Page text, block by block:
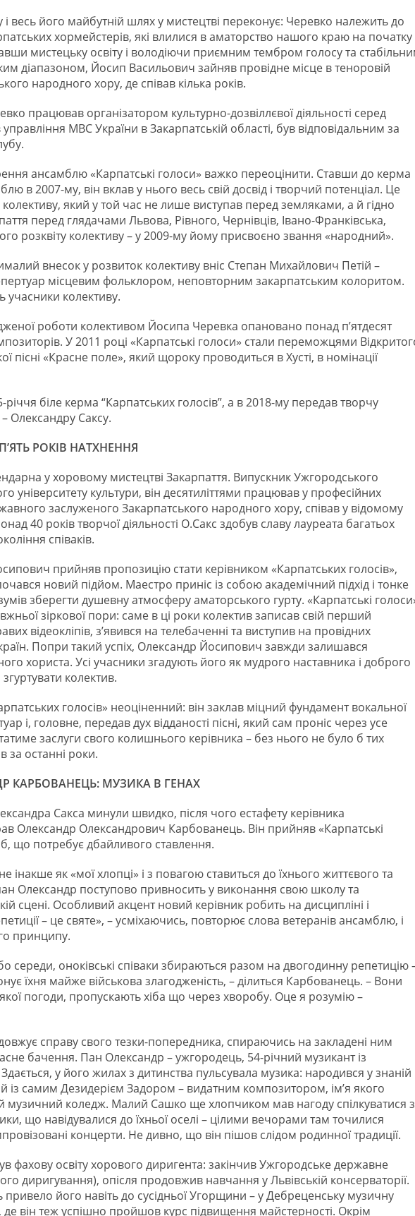
весь його майбутній шлях у мистецтві переконує: Черевко належить до
хормейстерів, які влилися в аматорство нашого краю на початку
мистецьку освіту і володіючи приємним тембром голосу та
діапазоном, Йосип Васильович зайняв провідне місце в теноровій
народного хору, де співав кілька років.
працював організатором культурно-дозвіллєвої діяльності серед
МВС України в Закарпатській області, був відповідальним за
ансамблю «Карпатські голоси» важко переоцінити. Ставши до керма
в 2007-му, він вклав у нього весь свій досвід і творчий потенціал. Це
який у той час не лише виступав перед земляками, а й гідно
перед глядачами Львова, Рівного, Чернівців, Івано-Франківська,
розквіту колективу – у 2009-му йому присвоєно звання «народний».
внесок у розвиток колективу вніс Степан Михайлович Петій –
місцевим фольклором, неповторним закарпатським колоритом.
учасники колективу.
роботи колективом Йосипа Черевка опановано понад п’ятдесят
У 2011 році «Карпатські голоси» стали переможцями
пісні «Красне поле», який щороку проводиться в Хусті, в номінації
біле керма “Карпатських голосів”, а в 2018-му передав творчу
Олександру Саксу.
РОКІВ НАТХНЕННЯ
у хоровому мистецтві Закарпаття. Випускник Ужгородського
університету культури, він десятиліттями працював у професійних
заслуженого Закарпатського народного хору, співав у відомому
40 років творчої діяльності О.Сакс здобув славу лауреата багатьох
співаків.
прийняв пропозицію стати керівником «Карпатських голосів»,
новий підйом. Маестро приніс із собою академічний підхід і тонке
зберегти душевну атмосферу аматорського гурту. «Карпатські
зіркової пори: саме в ці роки колектив записав свій перший
відеокліпів, з’явився на телебаченні та виступив на провідних
країн. Попри такий успіх, Олександр Йосипович завжди залишався
хориста. Усі учасники згадують його як мудрого наставника і доброго
колектив.
голосів» неоціненний: він заклав міцний фундамент вокальної
і, головне, передав дух відданості пісні, який сам проніс через усе
заслуги свого колишнього керівника – без нього не було б тих
за останні роки.
КАРБОВАНЕЦЬ: МУЗИКА В ГЕНАХ
Сакса минули швидко, після чого естафету керівника
Олександр Олександрович Карбованець. Він прийняв «Карпатські
що потребує дбайливого ставлення.
інакше як «мої хлопці» і з повагою ставиться до їхнього життєвого та
Олександр поступово привносить у виконання свою школу та
сцені. Особливий акцент новий керівник робить на дисципліні і
– це святе», – усміхаючись, повторює слова ветеранів ансамблю, і
принципу.
середи, оноківські співаки збираються разом на двогодинну репетицію
їхня майже військова злагодженість, – ділиться Карбованець. – Вони
погоди, пропускають хіба що через хворобу. Оце я розумію –
справу свого тезки-попередника, спираючись на закладені ним
бачення. Пан Олександр – ужгородець, 54-річний музикант із
у його жилах з дитинства пульсувала музика: народився у знаній
із самим Дезидерієм Задором – видатним композитором, ім’я якого
музичний коледж. Малий Сашко ще хлопчиком мав нагоду спілкуватися з
що навідувалися до їхньої оселі – цілими вечорами там точилися
концерти. Не дивно, що він пішов слідом родинної традиції.
фахову освіту хорового диригента: закінчив Ужгородське державне
диригування), опісля продовжив навчання у Львівській консерваторії.
його навіть до сусідньої Угорщини – у Дебреценську музичну
де він теж успішно пройшов курс підвищення майстерності. Окрім